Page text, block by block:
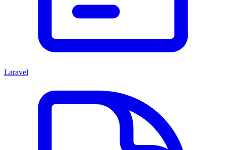
Laravel